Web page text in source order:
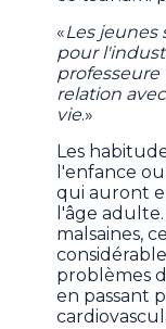
«Les
pour
professeure
relation
vie.»
Les
l'enfance
qui auront
l'âge
malsaines,
problèmes
en passant